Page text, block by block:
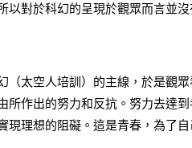
對於科幻的呈現於觀眾而言並
（太空人培訓）的主線，於是觀
所作出的努力和反抗。努力去達
現理想的阻礙。這是青春，為了